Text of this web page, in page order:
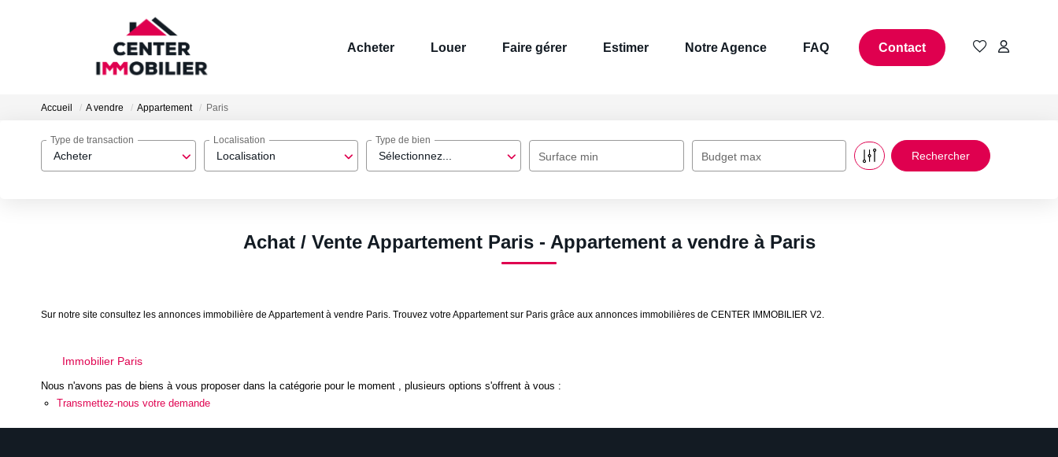
Acheter Louer Faire gérer Estimer Notre Agence FAQ Contact
Accueil A vendre Appartement Paris
Acheter
Type de transaction
Localisation
Localisation
Sélectionnez...
Type de bien
Surface min Budget max
Achat / Vente Appartement Paris - Appartement a vendre à Paris
Sur notre site consultez les annonces immobilière de Appartement à vendre Paris. Trouvez votre Appartement sur Paris grâce aux annonces immobilières de CENTER IMMOBILIER V2.
Immobilier Paris
Nous n'avons pas de biens à vous proposer dans la catégorie pour le moment , plusieurs options s'offrent à vous :
Transmettez-nous votre demande